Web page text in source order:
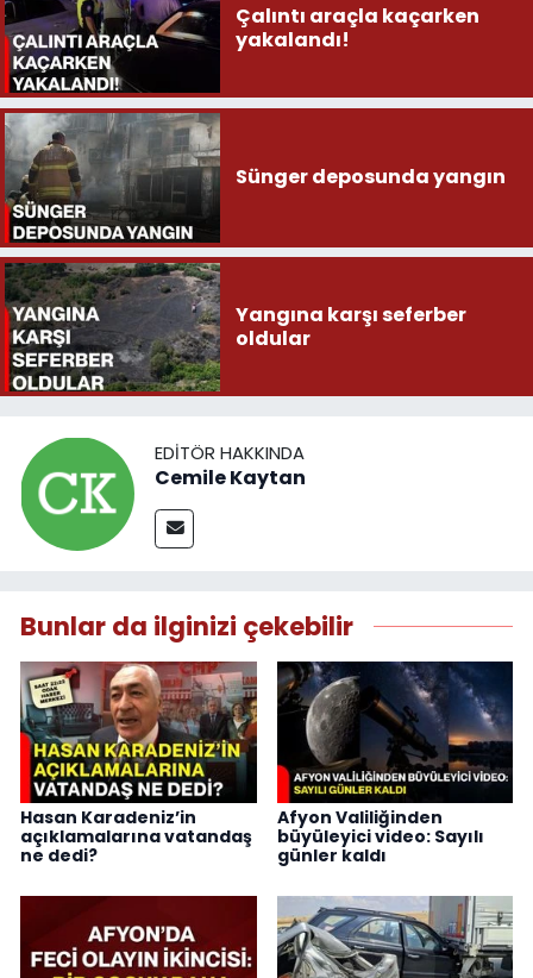
Çalıntı araçla kaçarken
yakalandı!
Sünger deposunda yangın
Yangına karşı seferber
oldular
EDITÖR HAKKINDA
Cemile Kaytan
Bunlar da ilginizi çekebilir
Hasan Karadeniz’in
açıklamalarına vatandaş
ne dedi?
Afyon Valiliğinden
büyüleyici video: Sayılı
günler kaldı